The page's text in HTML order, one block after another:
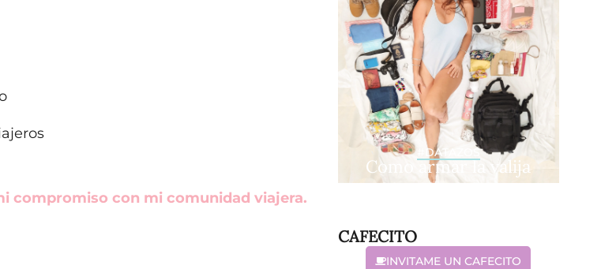
compromiso con mi comunidad viajera.
#DATAZOS
Como armar la valija
CAFECITO
INVITAME UN CAFECITO